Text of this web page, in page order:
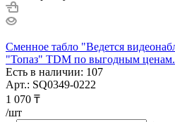
Сменное табло "Ведется
"Топаз" TDM по выгодным ценам.
Есть в наличии: 107
Арт.: SQ0349-0222
1 070 ₸
/шт